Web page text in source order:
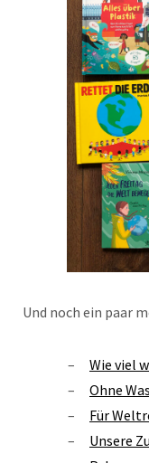
Und noch ein paar
Wie viel
Ohne
Für
Unsere